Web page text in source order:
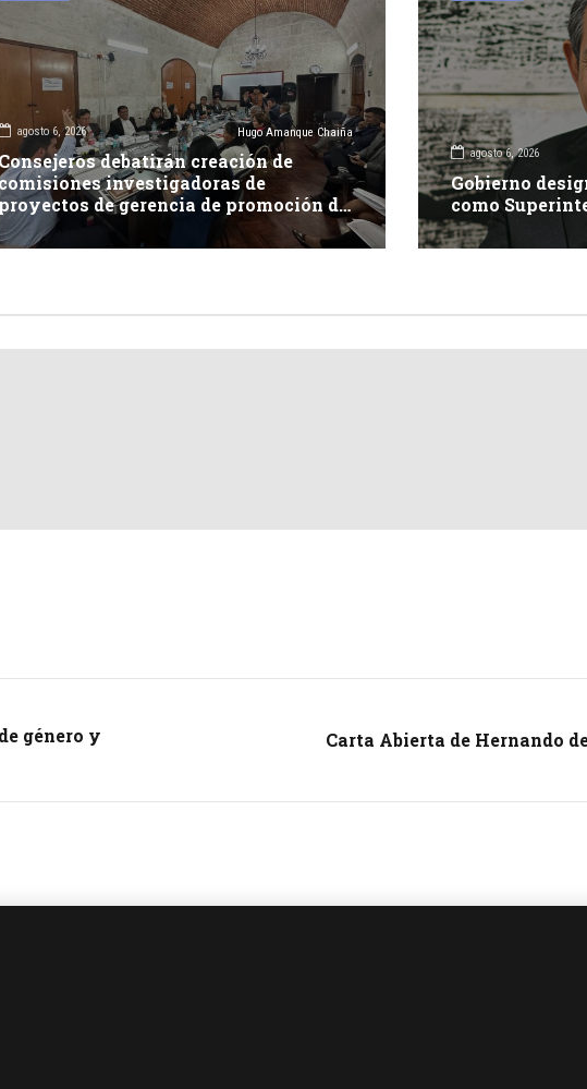
agosto 6, 2026 Hugo Amanque Chaiña
Consejeros debatirán creación de
investigadoras de
de gerencia de promoción de
y carretera en Caylloma
agosto 6, 2026
Gobierno
como
género y
Carta Abierta de Hernando